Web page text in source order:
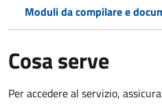
Moduli da compilare e
Cosa serve
Per accedere al servizio,